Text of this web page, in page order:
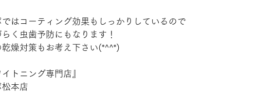
ではコーティング効果もしっかりしているので
く虫歯予防にもなります！
乾燥対策もお考え下さい(*^^*)
イトニング専門店』
松本店